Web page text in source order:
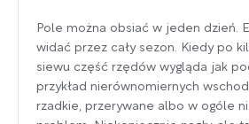
Pole można obsiać w jeden dzień.
widać przez cały sezon. Kiedy po
siewu część rzędów wygląda jak
przykład nierównomiernych
rzadkie, przerywane albo w ogóle